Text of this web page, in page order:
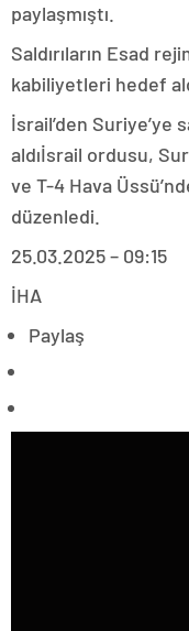
paylaşmıştı.
Saldırıların Esad
kabiliyetleri hedef
İsrail’den Suriye’ye
aldıİsrail ordusu,
ve T-4 Hava
düzenledi.
25.03.2025 – 09:15
İHA
Paylaş